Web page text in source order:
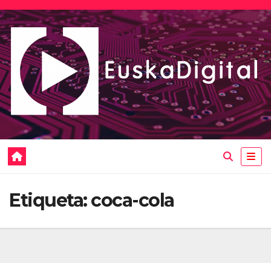
Saltar
al
contenido
Etiqueta:coca-cola